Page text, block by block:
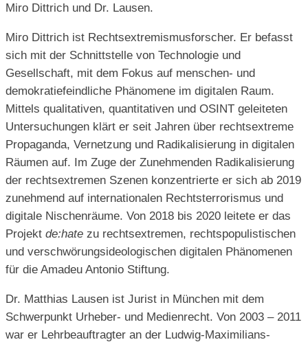
Miro Dittrich und Dr. Lausen.
Miro Dittrich ist Rechtsextremismusforscher. Er befasst
sich mit der Schnittstelle von Technologie und
Gesellschaft, mit dem Fokus auf menschen- und
demokratiefeindliche Phänomene im digitalen Raum.
Mittels qualitativen, quantitativen und OSINT geleiteten
Untersuchungen klärt er seit Jahren über rechtsextreme
Propaganda, Vernetzung und Radikalisierung in digitalen
Räumen auf. Im Zuge der Zunehmenden Radikalisierung
der rechtsextremen Szenen konzentrierte er sich ab 2019
zunehmend auf internationalen Rechtsterrorismus und
digitale Nischenräume. Von 2018 bis 2020 leitete er das
Projekt de:hate zu rechtsextremen, rechtspopulistischen
und verschwörungsideologischen digitalen Phänomenen
für die Amadeu Antonio Stiftung.
Dr. Matthias Lausen ist Jurist in München mit dem
Schwerpunkt Urheber- und Medienrecht. Von 2003 – 2011
war er Lehrbeauftragter an der Ludwig-Maximilians-